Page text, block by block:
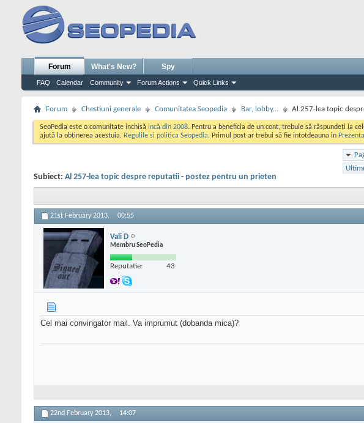
Forum
FAQ Calendar Community Forum Actions Quick Links
What's New? Spy
Forum Chestiuni generale Comunitatea Seopedia Bar, lobby... Al 257-lea topic
SeoPedia este o comunitate inchisă incă din 2008. Pentru a beneficia de un cont, trebuie să răspundeți la
ajută la obținerea acestuia. Regulile si politica Seopedia. Primul post ar trebui să fie intotdeauna in
Subiect: Al 257-lea topic despre reputatii - postez pentru un prieten
21st February 2013, 00:55
Vali D
Membru SeoPedia
Reputatie: 43
Cel mai convingator mail. Va imprumut (dobanda mica)?
22nd February 2013, 14:07